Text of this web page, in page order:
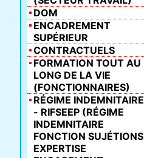
DOM
ENCADREMENT
SUPÉRIEUR
CONTRACTUELS
FORMATION TOUT AU
LONG DE LA VIE
(FONCTIONNAIRES)
RÉGIME INDEMNITAIRE
- RIFSEEP (RÉGIME
INDEMNITAIRE
FONCTION SUJÉTIONS
EXPERTISE